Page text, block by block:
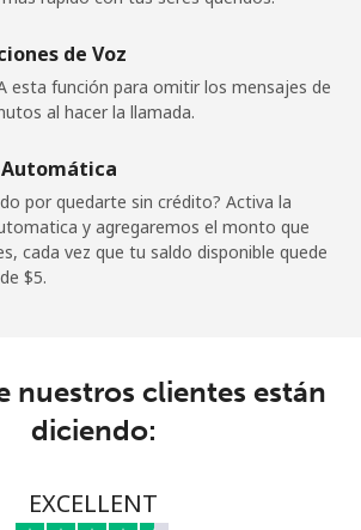
Principe
21 min por ⁦$10⁩
de Voz
esta función para omitir los mensajes de
al hacer la llamada.
Automática
por quedarte sin crédito? Activa la
y agregaremos el monto que
cada vez que tu saldo disponible quede
⁦$5⁩.
nuestros clientes están
diciendo:
EXCELLENT